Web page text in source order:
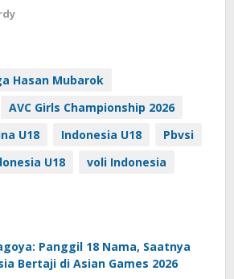
Hasan Mubarok
AVC Girls Championship 2026
U18
Indonesia U18
Pbvsi
U18
voli Indonesia
Panggil 18 Nama, Saatnya
Bertaji di Asian Games 2026